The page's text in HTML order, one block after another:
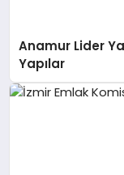
Anamur Lider
Yapılar